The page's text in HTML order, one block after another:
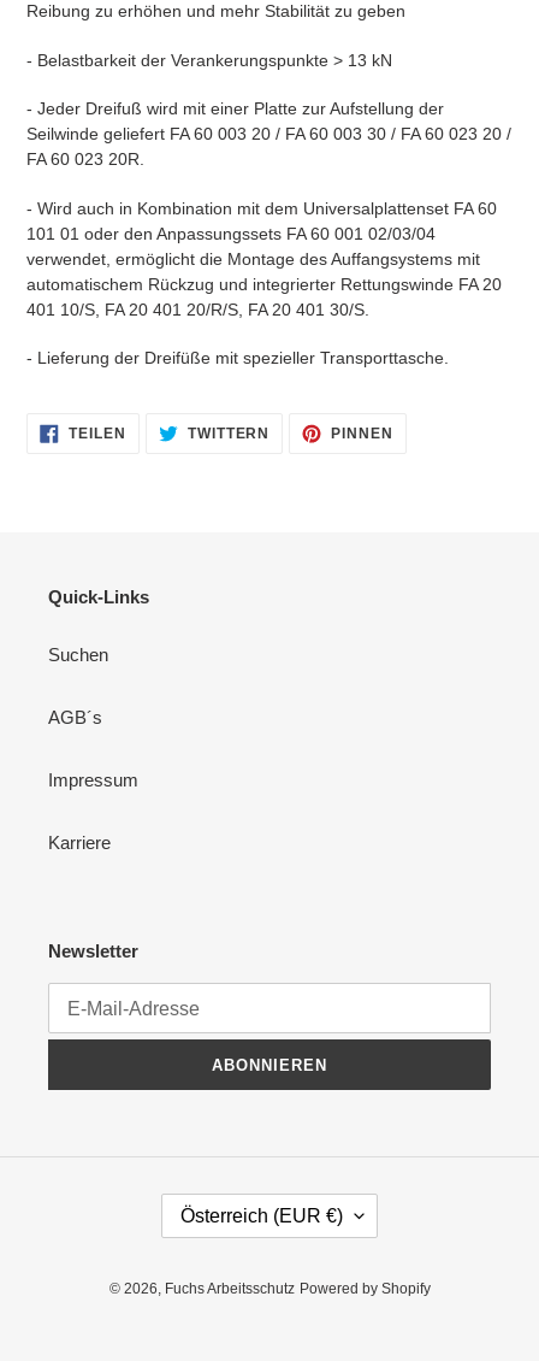
Reibung zu erhöhen und mehr Stabilität zu geben
- Belastbarkeit der Verankerungspunkte > 13 kN
- Jeder Dreifuß wird mit einer Platte zur Aufstellung der
Seilwinde geliefert FA 60 003 20 / FA 60 003 30 / FA 60 023 20 /
FA 60 023 20R.
- Wird auch in Kombination mit dem Universalplattenset FA 60
101 01 oder den Anpassungssets FA 60 001 02/03/04
verwendet, ermöglicht die Montage des Auffangsystems mit
automatischem Rückzug und integrierter Rettungswinde FA 20
401 10/S, FA 20 401 20/R/S, FA 20 401 30/S.
- Lieferung der Dreifüße mit spezieller Transporttasche.
TEILEN
FACEBOOK
TWITTERN
AUF
TWITTER
PINNEN
Quick-Links
Suchen
AGB´s
Impressum
Karriere
Newsletter
ABONNIEREN
D
Österreich (EUR €)
© 2026, Fuchs Arbeitsschutz Powered by Shopify